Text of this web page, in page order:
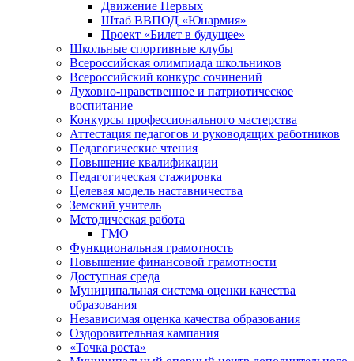
Движение Первых
Штаб ВВПОД «Юнармия»
Проект «Билет в будущее»
Школьные спортивные клубы
Всероссийская олимпиада школьников
Всероссийский конкурс сочинений
Духовно-нравственное и патриотическое
воспитание
Конкурсы профессионального мастерства
Аттестация педагогов и руководящих работников
Педагогические чтения
Повышение квалификации
Педагогическая стажировка
Целевая модель наставничества
Земский учитель
Методическая работа
ГМО
Функциональная грамотность
Повышение финансовой грамотности
Доступная среда
Муниципальная система оценки качества
образования
Независимая оценка качества образования
Оздоровительная кампания
«Точка роста»